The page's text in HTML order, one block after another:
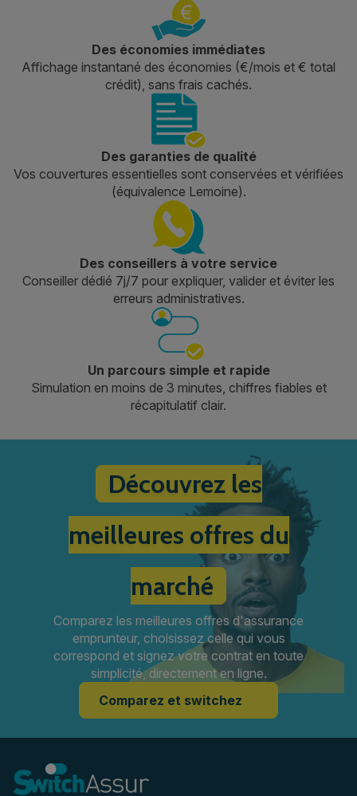
Des économies immédiates
Affichage instantané des économies (€/mois et € total
crédit), sans frais cachés.
Des garanties de qualité
Vos couvertures essentielles sont conservées et vérifiées
(équivalence Lemoine).
Des conseillers à votre service
Conseiller dédié 7j/7 pour expliquer, valider et éviter les
erreurs administratives.
Un parcours simple et rapide
Simulation en moins de 3 minutes, chiffres fiables et
récapitulatif clair.
Découvrez les
meilleures offres du
marché
Comparez les meilleures offres d'assurance
emprunteur, choisissez celle qui vous
correspond et signez votre contrat en toute
simplicité, directement en ligne.
Comparez et switchez